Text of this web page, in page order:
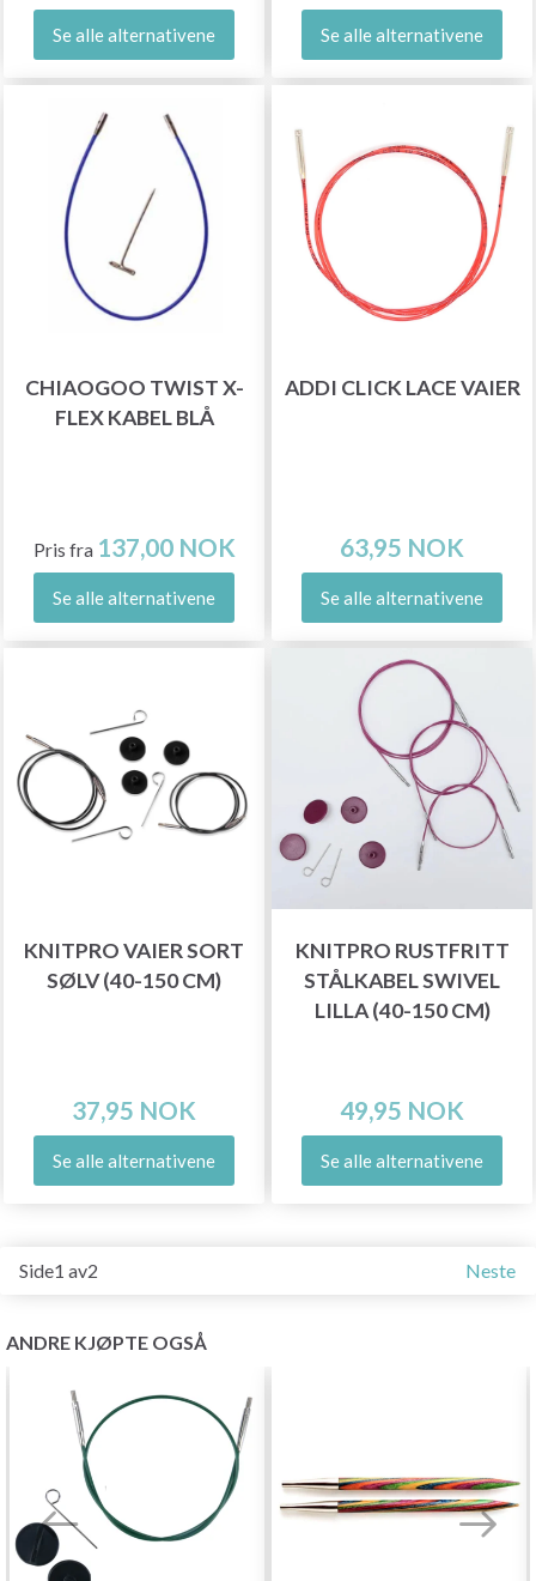
Se alle alternativene Se alle alternativene
CHIAOGOO TWIST X-
FLEX KABEL BLÅ
Pris fra 137,00 NOK
Se alle alternativene
ADDI CLICK LACE VAIER
63,95 NOK
Se alle alternativene
KNITPRO VAIER SORT
SØLV (40-150 CM)
37,95 NOK
Se alle alternativene
KNITPRO RUSTFRITT
STÅLKABEL SWIVEL
LILLA (40-150 CM)
49,95 NOK
Se alle alternativene
Side1 av2 Neste
ANDRE KJØPTE OGSÅ